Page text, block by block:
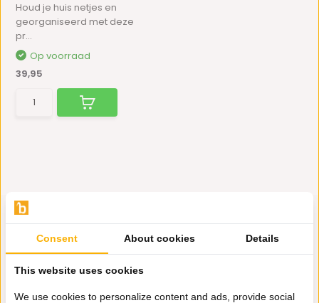
Houd je huis netjes en
georganiseerd met deze
pr...
Op voorraad
39,95
Consent About cookies Details
This website uses cookies
We use cookies to personalize content and ads, provide social